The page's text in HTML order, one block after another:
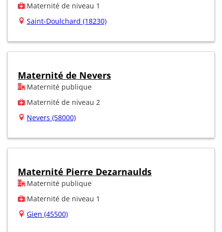
Maternité de niveau 1
Saint-Doulchard (18230)
Maternité de Nevers
Maternité publique
Maternité de niveau 2
Nevers (58000)
Maternité Pierre Dezarnaulds
Maternité publique
Maternité de niveau 1
Gien (45500)